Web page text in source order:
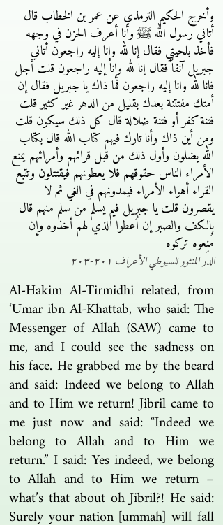
وأخرج الحكيم الترمذي عن عمر بن الخطاب قال
أتاني رسول الله ﷺ وأنا أعرف الحزن في وجهه
فأخذ بلحيتي فقال إنا لله وإنا إليه راجعون أتاني
جبريل آنفاً فقال إنا لله وإنا إليه راجعون قلت أجل
فانا لله وانا إليه راجعون فما ذاك يا جبريل فقال إن
أمتك مفتتنة بعدك بقليل من الدهر غير كثير قلت
فتنة كفر أو فتنة ضلالة قال كل ذلك سيكون قلت
ومن أين ذاك وأنا تارك فيهم كتاب الله قال بكتاب
الله يضلون وأول ذلك من قبل قرائهم وأمرائهم يمنع
الأمراء الناس حقوقهم فلا يعطونهم فيقتتلون وتتبع
القراء أهواء الأمراء فيمدونهم في الغي ثم لا
يقصرون قلت يا جبريل فيم يسلم من سلم منهم قال
بالكف والصبر إن اُعطوا الذي لهم أخذوه وإن
مُنِعوه تركوه
الدر المنثور للسيوطي الأعراف ٢٠١-٢٠٣
Al-Hakim Al-Tirmidhi related, from
‘Umar ibn Al-Khattab, who said: The
Messenger of Allah (SAW) came to
me, and I could see the sadness on
his face. He grabbed me by the beard
and said: Indeed we belong to Allah
and to Him we return! Jibril came to
me just now and said: “Indeed we
belong to Allah and to Him we
return.” I said: Yes indeed, we belong
to Allah and to Him we return –
what’s that about oh Jibril?! He said:
Surely your nation [ummah] will fall